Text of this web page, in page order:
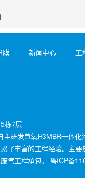
膜 新闻中心 工
栋7层
研发兼氧H3MBR一体
丰富的工程经验。主
气工程承包。 粤ICP备